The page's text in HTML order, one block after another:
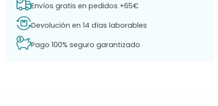
Envíos gratis en pedidos +65€
Devolución en 14 días laborables
Pago 100% seguro garantizado